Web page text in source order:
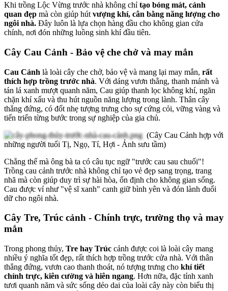
Khi trồng Lộc Vừng trước nhà không chỉ tạo bóng mát, cảnh
quan đẹp mà còn giúp hút vượng khí, cân bằng năng lượng cho
ngôi nhà. Đây luôn là lựa chọn hàng đầu cho không gian cửa
chính, nơi đón những luồng sinh khí đầu tiên.
Cây Cau Cảnh - Bảo vệ che chở và may mắn
Cau Cảnh là loài cây che chở, bảo vệ và mang lại may mắn, rất
thích hợp trồng trước nhà. Với dáng vươn thẳng, thanh mảnh và
tán lá xanh mượt quanh năm, Cau giúp thanh lọc không khí, ngăn
chặn khí xấu và thu hút nguồn năng lượng trong lành. Thân cây
thẳng đứng, có đốt nhẹ tượng trưng cho sự cứng cỏi, vững vàng và
tiến triển từng bước trong sự nghiệp của gia chủ.
(Cây Cau Cảnh hợp với
những người tuổi Tị, Ngọ, Tí, Hợi - Ảnh sưu tầm)
Chẳng thế mà ông bà ta có câu tục ngữ "trước cau sau chuối"!
Trồng cau cảnh trước nhà không chỉ tạo vẻ đẹp sang trọng, trang
nhã mà còn giúp duy trì sự hài hòa, ổn định cho không gian sống.
Cau được ví như "vệ sĩ xanh" canh giữ bình yên và đón lành đuổi
dữ cho ngôi nhà.
Cây Tre, Trúc cảnh - Chính trực, trường thọ và may
mắn
Trong phong thủy, Tre hay Trúc cảnh được coi là loài cây mang
nhiều ý nghĩa tốt đẹp, rất thích hợp trồng trước cửa nhà. Với thân
thẳng đứng, vươn cao thanh thoát, nó tượng trưng cho khí tiết
chính trực, kiên cường và hiên ngang. Hơn nữa, đặc tính xanh
tươi quanh năm và sức sống dẻo dai của loài cây này còn biểu thị